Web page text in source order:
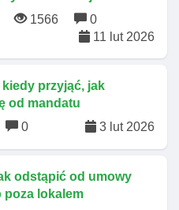
1566
0
11 lut 2026
kiedy przyjąć, jak
od mandatu
0 3 lut 2026
odstąpić od umowy
poza lokalem